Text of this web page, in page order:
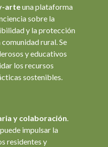
arteuna plataforma
sobre la
y la protección
rural. Se
y educativos
los recursos
sostenibles.
y colaboración
impulsar la
residentes y